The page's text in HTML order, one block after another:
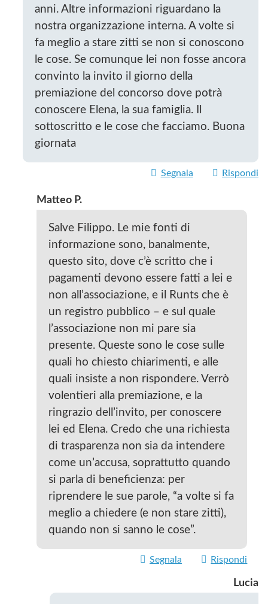
anni. Altre informazioni riguardano la
nostra organizzazione interna. A volte si
fa meglio a stare zitti se non si conoscono
le cose. Se comunque lei non fosse ancora
convinto la invito il giorno della
premiazione del concorso dove potrà
conoscere Elena, la sua famiglia. Il
sottoscritto e le cose che facciamo. Buona
giornata
Segnala Rispondi
Matteo P.
Salve Filippo. Le mie fonti di
informazione sono, banalmente,
questo sito, dove c’è scritto che i
pagamenti devono essere fatti a lei e
non all’associazione, e il Runts che è
un registro pubblico – e sul quale
l’associazione non mi pare sia
presente. Queste sono le cose sulle
quali ho chiesto chiarimenti, e alle
quali insiste a non rispondere. Verrò
volentieri alla premiazione, e la
ringrazio dell’invito, per conoscere
lei ed Elena. Credo che una richiesta
di trasparenza non sia da intendere
come un’accusa, soprattutto quando
si parla di beneficienza: per
riprendere le sue parole, “a volte si fa
meglio a chiedere (e non stare zitti),
quando non si sanno le cose”.
Segnala Rispondi
Lucia